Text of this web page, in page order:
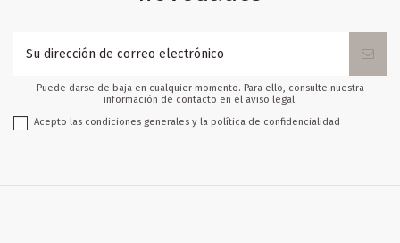
Puede darse de baja en cualquier momento. Para ello, consulte nuestra
información de contacto en el aviso legal.
Acepto las condiciones generales y la política de confidencialidad